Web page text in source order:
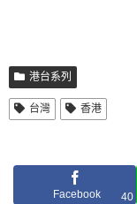
港台系列
台灣 香港
Facebook 40